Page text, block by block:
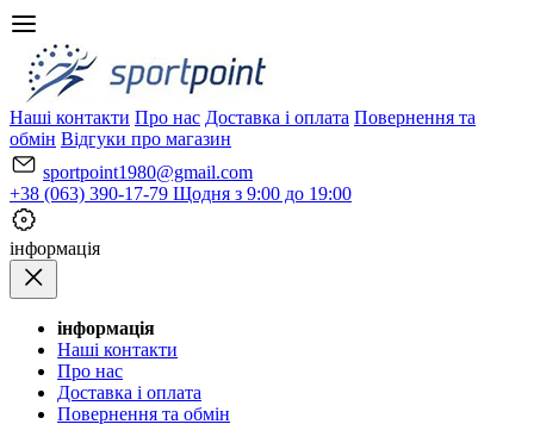
Наші контакти Про нас Доставка і оплата Повернення та
обмін Відгуки про магазин
sportpoint1980@gmail.com
+38 (063) 390-17-79 Щодня з 9:00 до 19:00
iнформація
iнформація
Наші контакти
Про нас
Доставка і оплата
Повернення та обмін